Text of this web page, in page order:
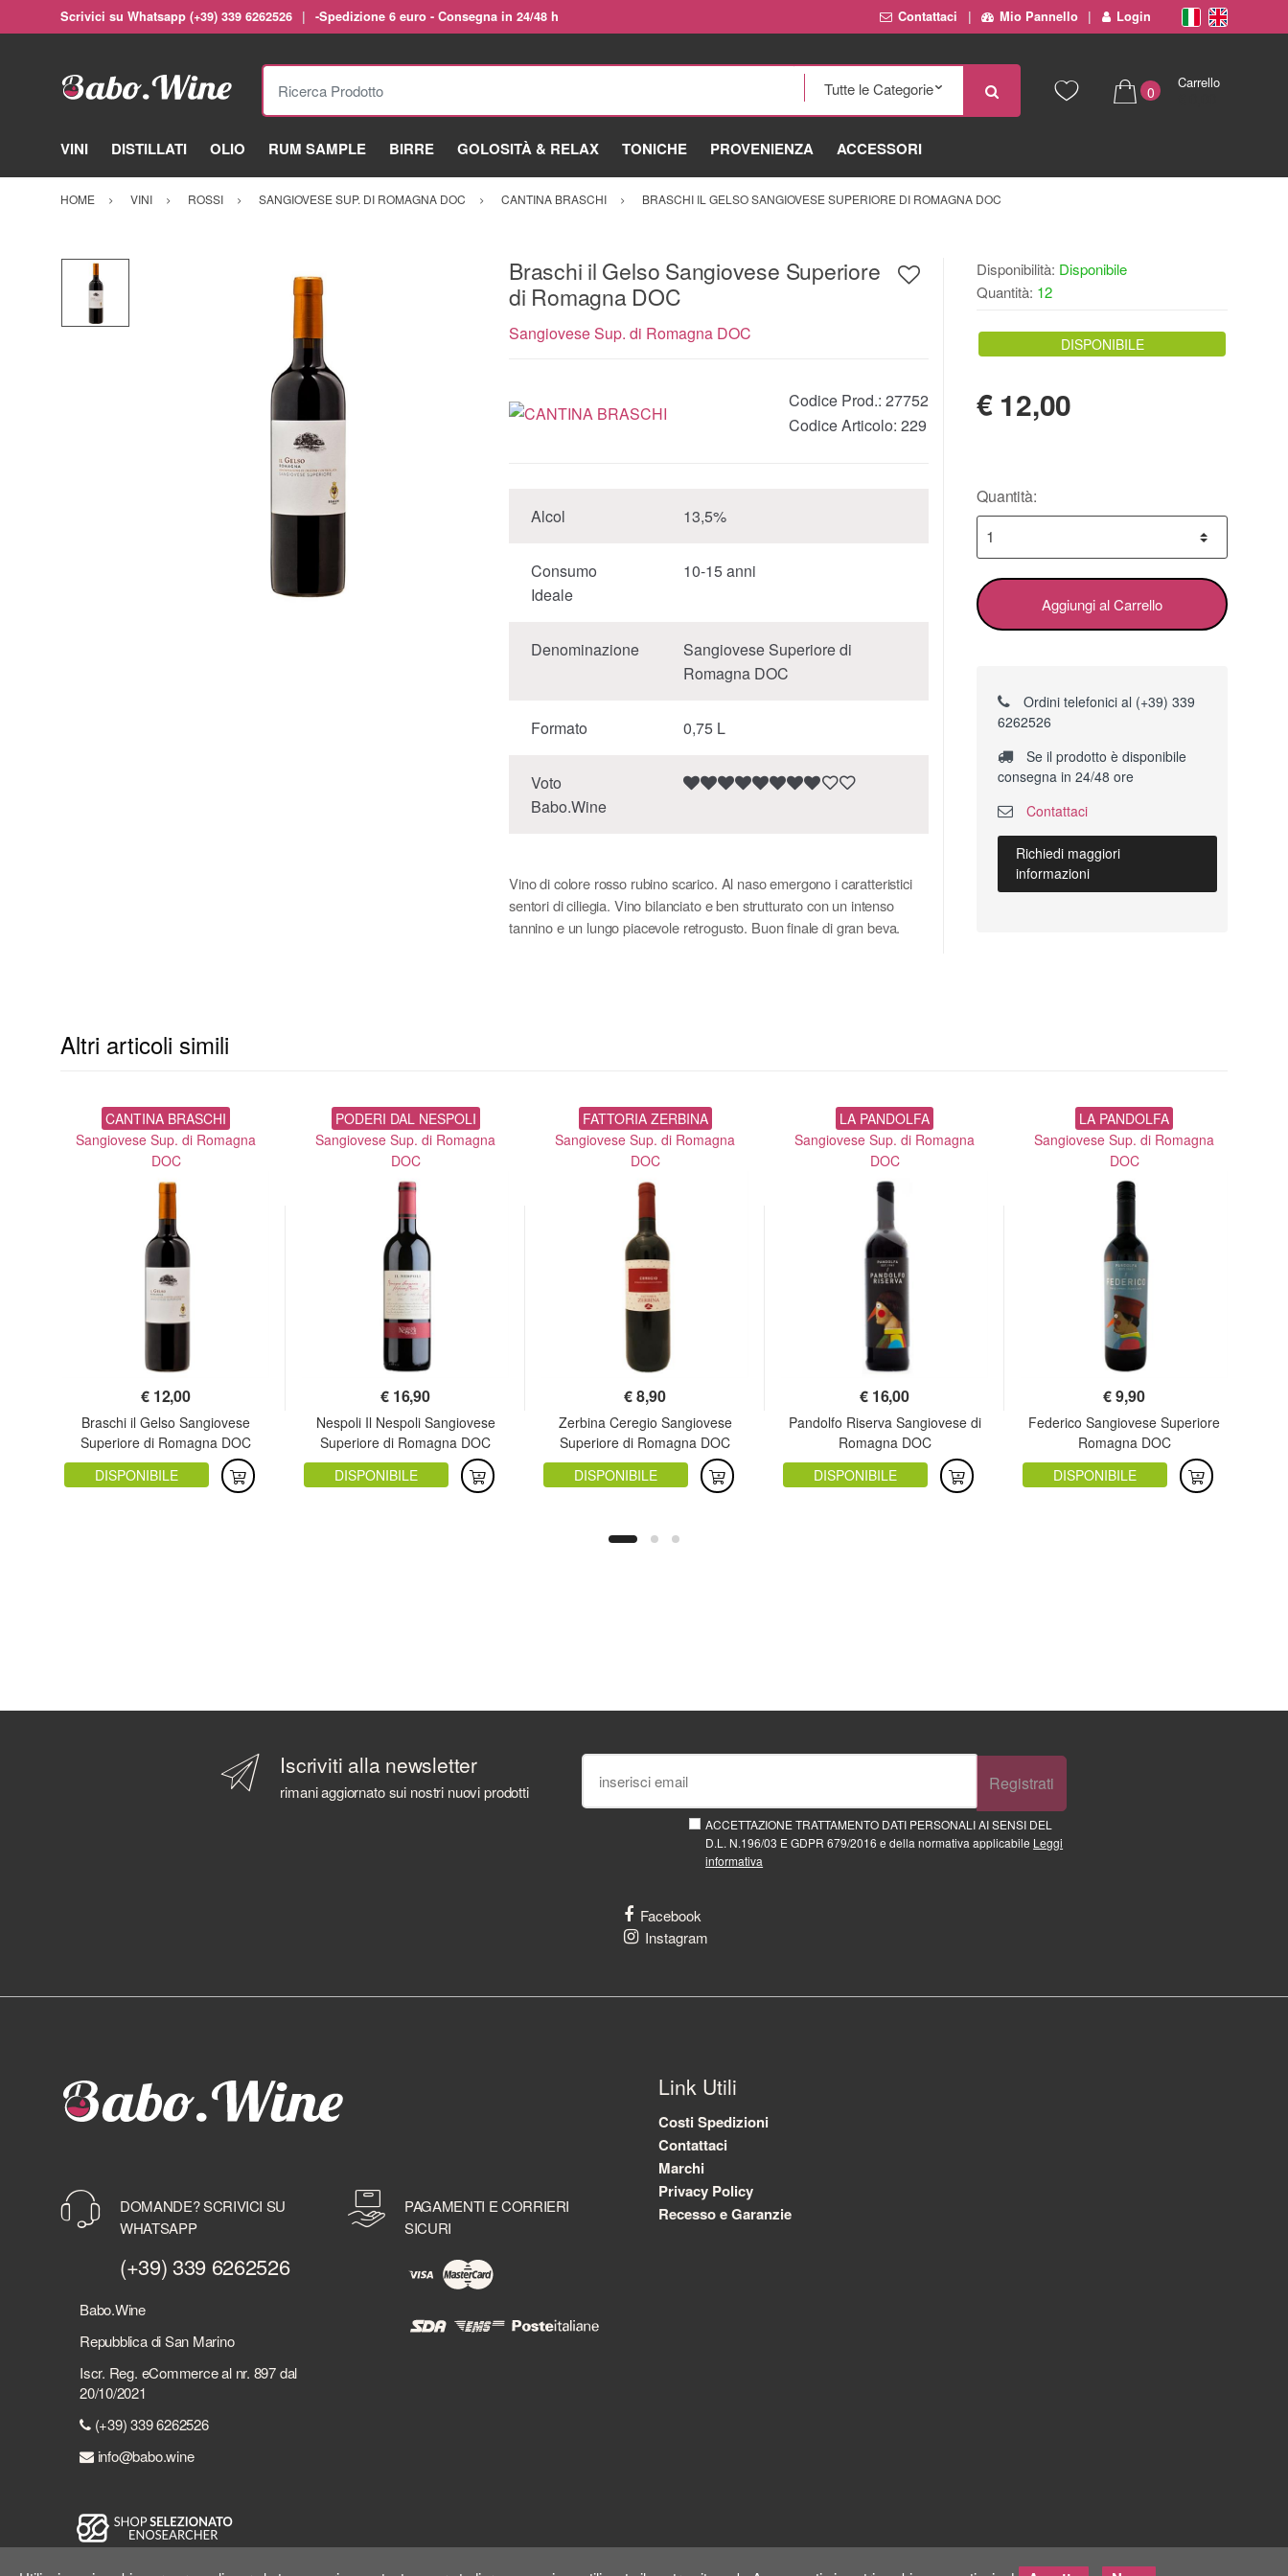
Scrivici su Whatsapp (+39) 339 6262526 -Spedizione 6 euro - Consegna in 24/48 h Contattaci Mio Pannello Login
Ricerca Prodotto
0
Carrello
VINI DISTILLATI OLIO RUM SAMPLE BIRRE GOLOSITÀ & RELAX TONICHE PROVENIENZA ACCESSORI
HOME VINI ROSSI SANGIOVESE SUP. DI ROMAGNA DOC CANTINA BRASCHI BRASCHI IL GELSO SANGIOVESE SUPERIORE DI ROMAGNA DOC
Braschi il Gelso Sangiovese Superiore
di Romagna DOC
Sangiovese Sup. di Romagna DOC
Codice Prod.: 27752
Codice Articolo: 229
Alcol 13,5%
Consumo
Ideale
10-15 anni
Denominazione
Sangiovese Superiore di
Romagna DOC
Formato 0,75 L
Voto
Babo.Wine
Vino di colore rosso rubino scarico. Al naso emergono i caratteristici
sentori di ciliegia. Vino bilanciato e ben strutturato con un intenso
tannino e un lungo piacevole retrogusto. Buon finale di gran beva.
Disponibilità: Disponibile
Quantità: 12
DISPONIBILE
€ 12,00
Quantità:
Aggiungi al Carrello
Ordini telefonici al (+39) 339
6262526
Se il prodotto è disponibile
consegna in 24/48 ore
Contattaci
Richiedi maggiori
informazioni
Altri articoli simili
CANTINA BRASCHI
Sangiovese Sup. di Romagna
DOC
€ 12,00
Braschi il Gelso Sangiovese
Superiore di Romagna DOC
DISPONIBILE
PODERI DAL NESPOLI
Sangiovese Sup. di Romagna
DOC
€ 16,90
Nespoli Il Nespoli Sangiovese
Superiore di Romagna DOC
DISPONIBILE
FATTORIA ZERBINA
Sangiovese Sup. di Romagna
DOC
€8,90
Zerbina Ceregio Sangiovese
Superiore di Romagna DOC
DISPONIBILE
LA PANDOLFA
Sangiovese Sup. di Romagna
DOC
€ 16,00
Pandolfo Riserva Sangiovese di
Romagna DOC
DISPONIBILE
LA PANDOLFA
Sangiovese Sup. di Romagna
DOC
€9,90
Federico Sangiovese Superiore
Romagna DOC
DISPONIBILE
Iscriviti alla newsletter
rimani aggiornato sui nostri nuovi prodotti Registrati
ACCETTAZIONE TRATTAMENTO DATI PERSONALI AI SENSI DEL
D.L. N.196/03 E GDPR 679/2016 e della normativa applicabile Leggi
informativa
Facebook
Instagram
DOMANDE? SCRIVICI SU
WHATSAPP
(+39) 339 6262526
Babo.Wine
Repubblica di San Marino
Iscr. Reg. eCommerce al nr. 897 dal
20/10/2021
(+39) 339 6262526
info@babo.wine
PAGAMENTI E CORRIERI
SICURI
Link Utili
Costi Spedizioni
Contattaci
Marchi
Privacy Policy
Recesso e Garanzie